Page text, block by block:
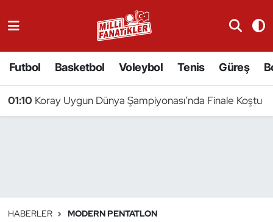
Futbol Basketbol Voleybol Tenis Güreş
01:10 Koray Uygun Dünya Şampiyonası’nda Finale Koştu
HABERLER MODERN PENTATLON
Badminton